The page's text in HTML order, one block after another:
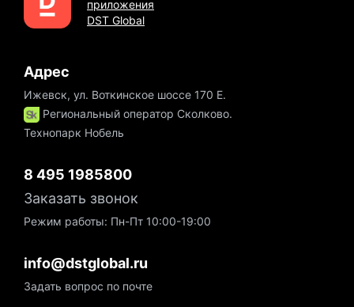
приложения
DST Global
Адрес
Ижевск, ул. Воткинское шоссе 170 Е.
Региональный оператор Сколково.
Технопарк Нобель
8 495 1985800
Заказать звонок
Режим работы: Пн-Пт 10:00-19:00
info@dstglobal.ru
Задать вопрос по почте